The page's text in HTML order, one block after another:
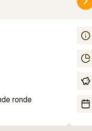
initiatieven die
ontwikkeling
ronde